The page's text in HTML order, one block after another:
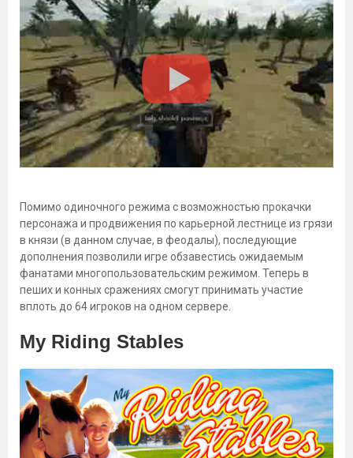
Помимо одиночного режима с возможностью прокачки
персонажа и продвижения по карьерной лестнице из грязи
в князи (в данном случае, в феодалы), последующие
дополнения позволили игре обзавестись ожидаемым
фанатами многопользовательским режимом. Теперь в
пеших и конных сражениях смогут принимать участие
вплоть до 64 игроков на одном сервере.
My Riding Stables